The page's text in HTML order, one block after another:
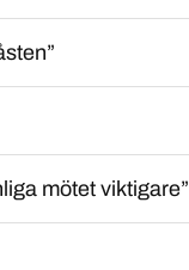
mötet viktigare”